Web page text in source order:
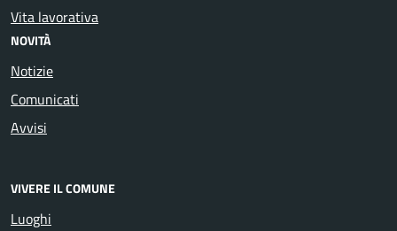
Vita lavorativa
NOVITÀ
Notizie
Comunicati
Avvisi
VIVERE IL COMUNE
Luoghi